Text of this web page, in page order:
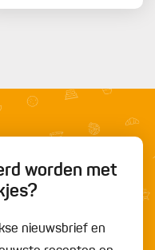
worden met
nieuwsbrief en